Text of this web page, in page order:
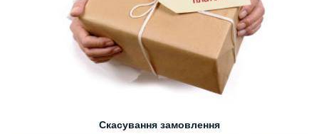
Скасування замовлення